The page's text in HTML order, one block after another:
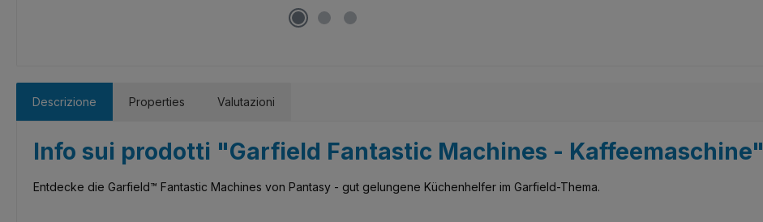
Descrizione Properties Valutazioni
Info sui prodotti "Garfield Fantastic Machines - Kaffeemaschine"
Entdecke die Garfield™ Fantastic Machines von Pantasy - gut gelungene Küchenhelfer im Garfield-Thema.